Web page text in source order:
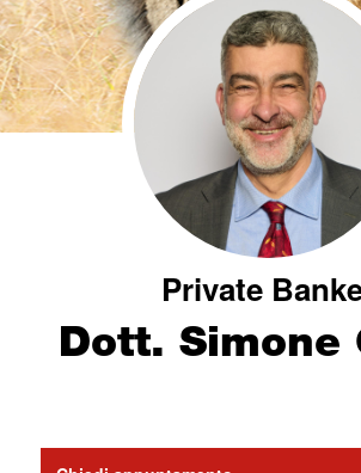
Private
Dott. Simone